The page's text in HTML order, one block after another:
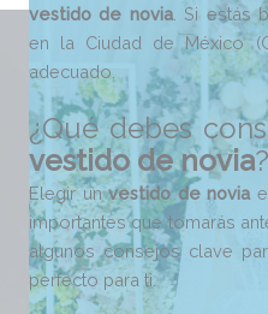
vestido de novia. Si estás
en la Ciudad de México
adecuado.
¿Qué debes
vestido de novia?
Elegir unvestido de novia
importantes que tomarás
algunos consejos clave
perfecto para ti.